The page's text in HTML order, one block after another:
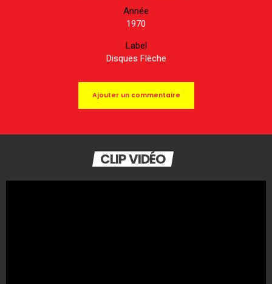
Année
1970
Label
Disques Flèche
Ajouter un commentaire
CLIP VIDÉO